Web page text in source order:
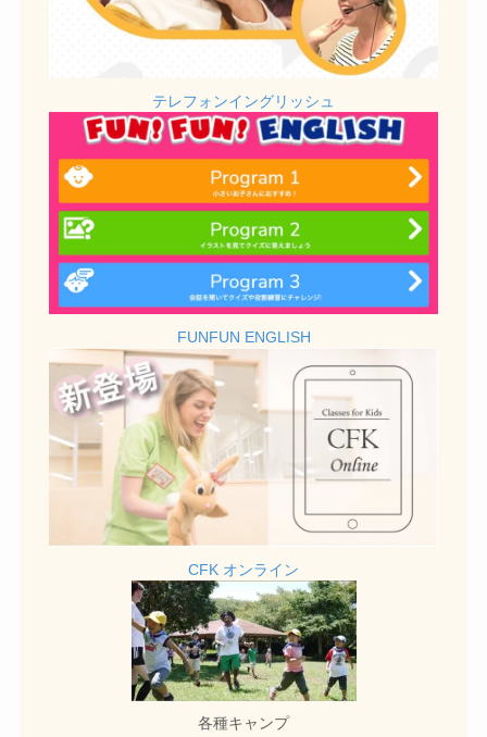
テレフォンイングリッシュ
FUNFUN ENGLISH
CFK オンライン
各種キャンプ